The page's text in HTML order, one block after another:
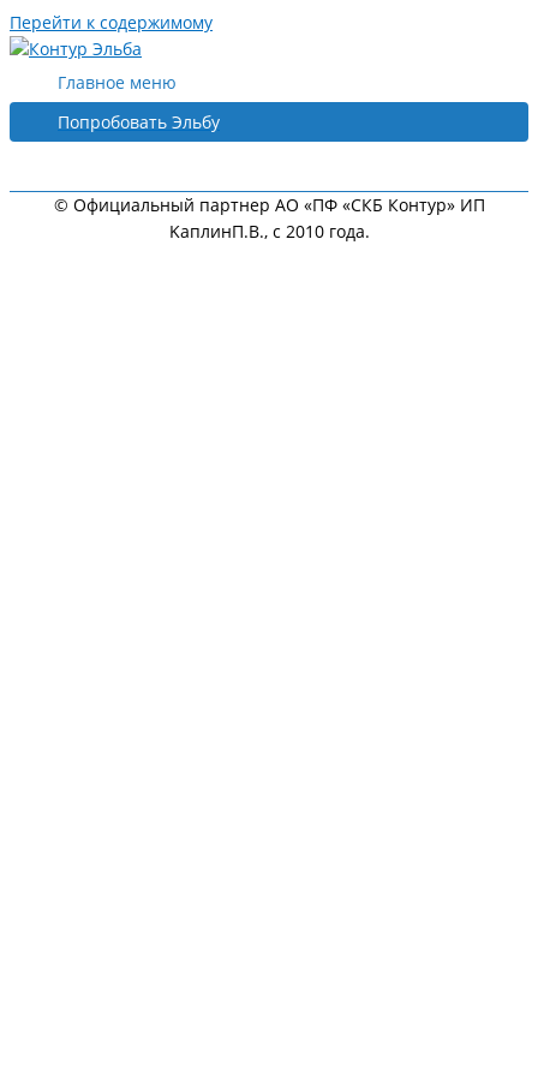
Перейти к содержимому
Главное меню
Попробовать Эльбу
© Официальный партнер АО «ПФ «СКБ Контур» ИП
KaплинП.В., с 2010 года.